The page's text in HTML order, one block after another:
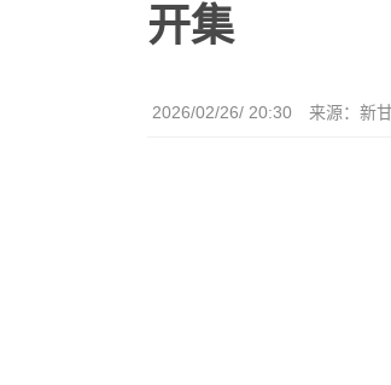
开集
2026/02/26/ 20:30 来源：新